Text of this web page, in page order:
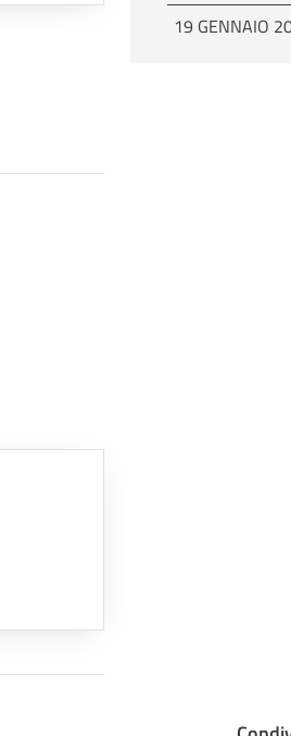
19 GENNAIO